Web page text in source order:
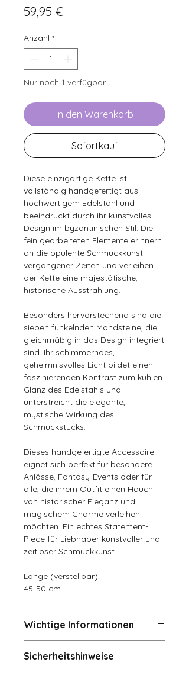
59,95 €
Anzahl *
Nur noch 1 verfügbar
In den Warenkorb
Sofortkauf
Diese einzigartige Kette ist
vollständig handgefertigt aus
hochwertigem Edelstahl und
beeindruckt durch ihr kunstvolles
Design im byzantinischen Stil. Die
fein gearbeiteten Elemente erinnern
an die opulente Schmuckkunst
vergangener Zeiten und verleihen
der Kette eine majestätische,
historische Ausstrahlung.
Besonders hervorstechend sind die
sieben funkelnden Mondsteine, die
gleichmäßig in das Design integriert
sind. Ihr schimmerndes,
geheimnisvolles Licht bildet einen
faszinierenden Kontrast zum kühlen
Glanz des Edelstahls und
unterstreicht die elegante,
mystische Wirkung des
Schmuckstücks.
Dieses handgefertigte Accessoire
eignet sich perfekt für besondere
Anlässe, Fantasy-Events oder für
alle, die ihrem Outfit einen Hauch
von historischer Eleganz und
magischem Charme verleihen
möchten. Ein echtes Statement-
Piece für Liebhaber kunstvoller und
zeitloser Schmuckkunst.
Länge (verstellbar):
45-50 cm
Wichtige Informationen
Tage)
Sicherheitshinweise